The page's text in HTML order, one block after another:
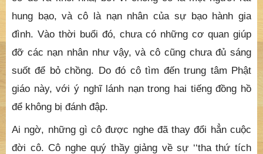
hung bạo, và cô là nạn nhân của sự bạo hành gia
đình. Vào thời buổi đó, chưa có những cơ quan giúp
đỡ các nạn nhân như vậy, và cô cũng chưa đủ sáng
suốt để bỏ chồng. Do đó cô tìm đến trung tâm Phật
giáo này, với ý nghĩ lánh nạn trong hai tiếng đồng hồ
để không bị đánh đập.
Ai ngờ, những gì cô được nghe đã thay đổi hẳn cuộc
đời cô. Cô nghe quý thầy giảng về sự ‘‘tha thứ tích